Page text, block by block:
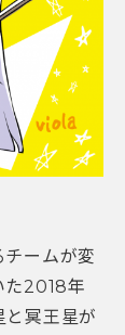
チームが変
た2018年
と冥王星が